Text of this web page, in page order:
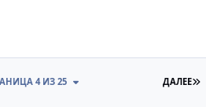
ДАЛЕЕ
4 ИЗ 25